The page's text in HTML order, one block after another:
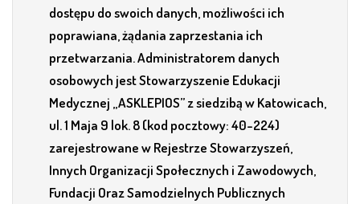
dostępu do swoich danych, możliwości ich
poprawiana, żądania zaprzestania ich
przetwarzania. Administratorem danych
osobowych jest Stowarzyszenie Edukacji
Medycznej „ASKLEPIOS” z siedzibą w Katowicach,
ul. 1 Maja 9 lok. 8 (kod pocztowy: 40-224)
zarejestrowane w Rejestrze Stowarzyszeń,
Innych Organizacji Społecznych i Zawodowych,
Fundacji Oraz Samodzielnych Publicznych